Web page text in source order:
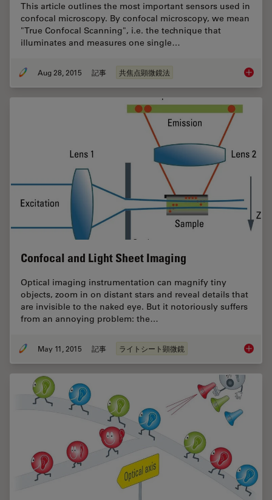
This article outlines the most important sensors used in
confocal microscopy. By confocal microscopy, we mean
"True Confocal Scanning", i.e. the technique that
illuminates and measures one single…
Aug 28, 2015 記事 共焦点顕微鏡法 From
Confocal and Light Sheet Imaging
Optical imaging instrumentation can magnify tiny
objects, zoom in on distant stars and reveal details that
are invisible to the naked eye. But it notoriously suffers
from an annoying problem: the…
May 11, 2015 記事 ライトシート顕微鏡